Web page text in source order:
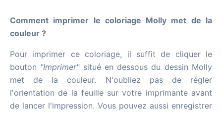
Comment imprimer le coloriage Molly met de la
couleur ?
Pour imprimer ce coloriage, il suffit de cliquer le
bouton "Imprimer"situé en dessous du dessin Molly
met de la couleur. N'oubliez pas de régler
l'orientation de la feuille sur votre imprimante avant
de lancer l'impression. Vous pouvez aussi enregistrer